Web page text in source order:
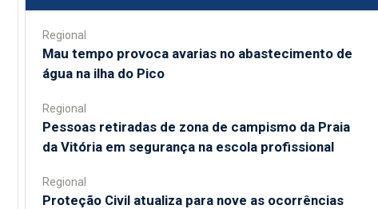
Regional
Mau tempo provoca avarias no abastecimento de
água na ilha do Pico
Regional
Pessoas retiradas de zona de campismo da Praia
da Vitória em segurança na escola profissional
Regional
Proteção Civil atualiza para nove as ocorrências